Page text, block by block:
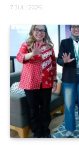
7 JULI 2026